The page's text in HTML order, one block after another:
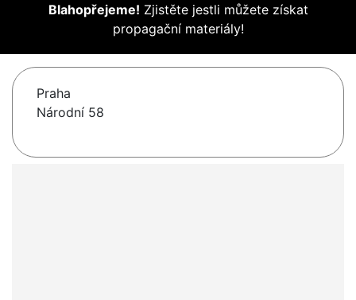
Blahopřejeme! Zjistěte jestli můžete získat
propagační materiály!
Praha
Národní 58